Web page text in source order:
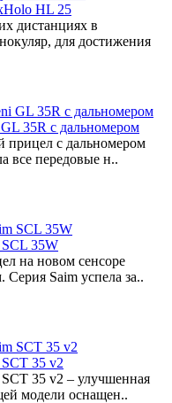
HL 25
дистанциях в
для достижения
35R с дальномером
прицел с дальномером
все передовые н..
35W
на новом сенсоре
Saim успела за..
35 v2
35 v2 – улучшенная
модели оснащен..